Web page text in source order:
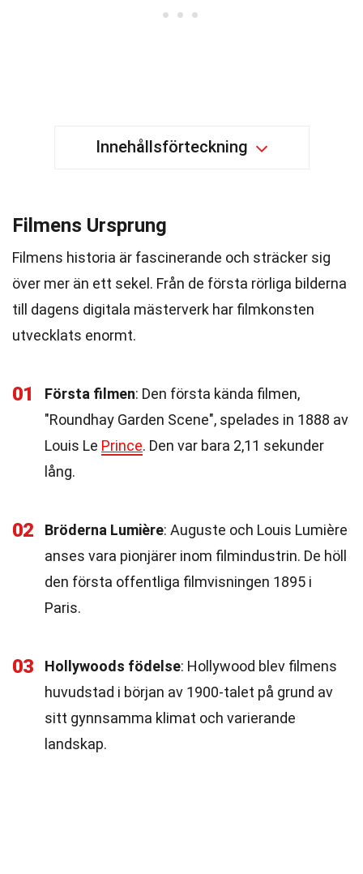
Innehållsförteckning
Filmens Ursprung
Filmens historia är fascinerande och sträcker sig
över mer än ett sekel. Från de första rörliga bilderna
till dagens digitala mästerverk har filmkonsten
utvecklats enormt.
01 Första filmen: Den första kända filmen,
"Roundhay Garden Scene", spelades in 1888 av
Louis Le Prince. Den var bara 2,11 sekunder
lång.
02 Bröderna Lumière: Auguste och Louis Lumière
anses vara pionjärer inom filmindustrin. De höll
den första offentliga filmvisningen 1895 i
Paris.
03 Hollywoods födelse: Hollywood blev filmens
huvudstad i början av 1900-talet på grund av
sitt gynnsamma klimat och varierande
landskap.